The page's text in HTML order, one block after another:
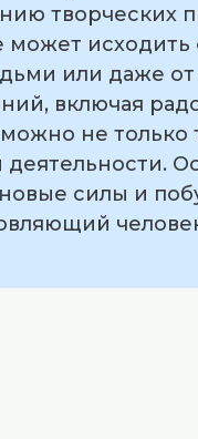
может
или даже от
включая
можно не
силы и